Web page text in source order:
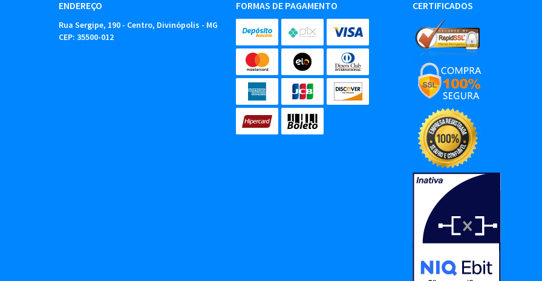
ENDEREÇO
Rua Sergipe, 190 - Centro, Divinópolis - MG
CEP: 35500-012
FORMAS DE PAGAMENTO CERTIFICADOS